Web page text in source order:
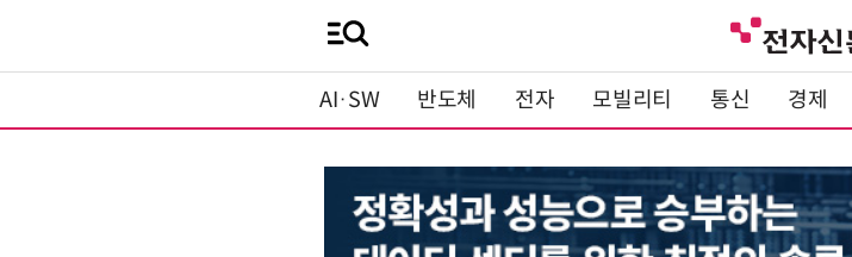
AI·SW 반도체 전자 모빌리티 통신 경제